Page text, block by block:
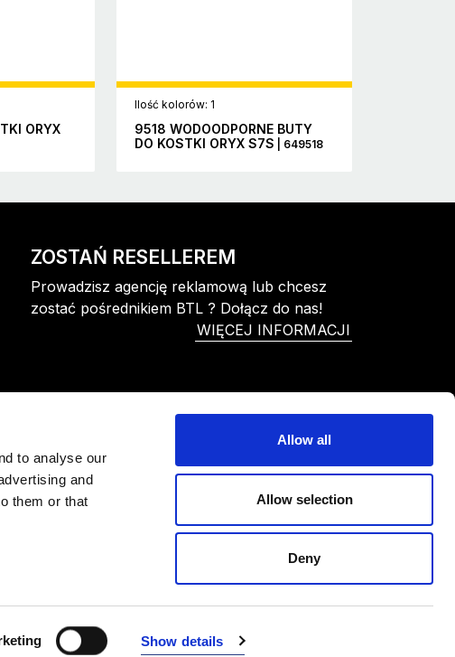
to analyse our
and
them or that
Show details
Allow all
Allow selection
Deny
ORYX
Ilość kolorów: 1
9518 WODOODPORNE BUTY
DO KOSTKI ORYX S7S | 649518
ZOSTAŃ RESELLEREM
Prowadzisz agencję reklamową lub chcesz
zostać pośrednikiem BTL ? Dołącz do nas!
WIĘCEJ INFORMACJI
| Realizacja Studio Moyoki